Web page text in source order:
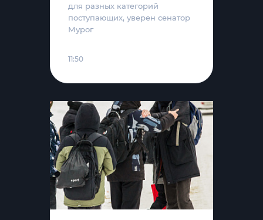
для разных категорий
поступающих, уверен сенатор
Мурог
11:50